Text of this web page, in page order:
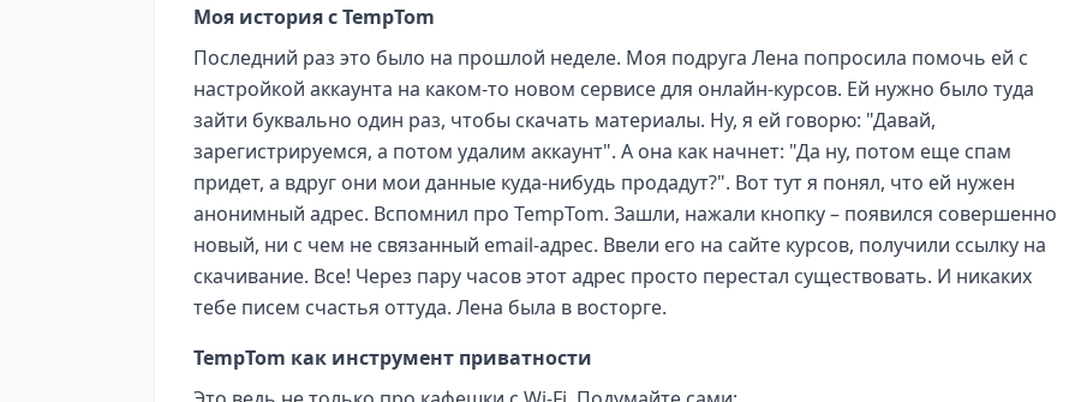
Моя история с TempTom
Последний раз это было на прошлой неделе. Моя подруга Лена попросила помочь ей с
настройкой аккаунта на каком-то новом сервисе для онлайн-курсов. Ей нужно было туда
зайти буквально один раз, чтобы скачать материалы. Ну, я ей говорю: "Давай,
зарегистрируемся, а потом удалим аккаунт". А она как начнет: "Да ну, потом еще спам
придет, а вдруг они мои данные куда-нибудь продадут?". Вот тут я понял, что ей нужен
анонимный адрес. Вспомнил про TempTom. Зашли, нажали кнопку – появился совершенно
новый, ни с чем не связанный email-адрес. Ввели его на сайте курсов, получили ссылку на
скачивание. Все! Через пару часов этот адрес просто перестал существовать. И никаких
тебе писем счастья оттуда. Лена была в восторге.
TempTom как инструмент приватности